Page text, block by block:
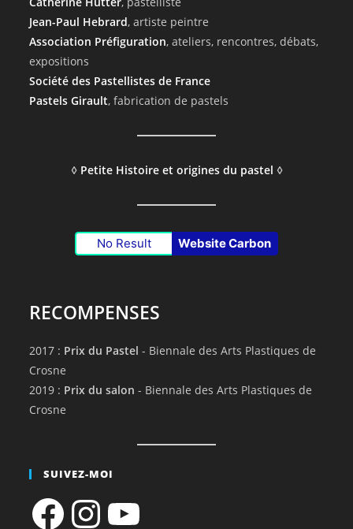
Jean-Paul Hebrard, artiste peintre
Association Préfiguration, ateliers, rencontres, débats,
expositions
Société des Pastellistes de France
Pastels Girault, fabrication de pastels
◊ Petite Histoire et origines du pastel ◊
No Result Website Carbon
RECOMPENSES
2017 : Prix du Pastel - Biennale des Arts Plastiques de
Crosne
2019 : Prix du salon - Biennale des Arts Plastiques de
Crosne
SUIVEZ-MOI
FacebookInstagram